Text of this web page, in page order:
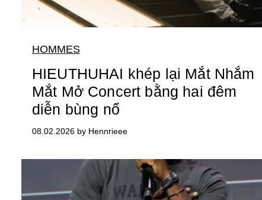
HOMMES
HIEUTHUHAI khép lại Mắt Nhắm
Mắt Mở Concert bằng hai đêm
diễn bùng nổ
08.02.2026 by Hennrieee